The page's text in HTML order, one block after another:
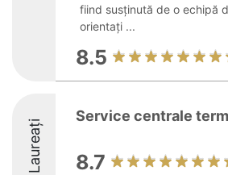
fiind susținută de o echipă
orientați ...
8.5
Laureați
Service centrale
8.7